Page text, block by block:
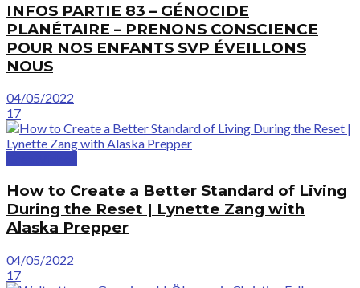
INFOS PARTIE 83 – GÉNOCIDE
PLANÉTAIRE – PRENONS CONSCIENCE
POUR NOS ENFANTS SVP ÉVEILLONS
NOUS
04/05/2022
17
How to Create a Better Standard of Living
During the Reset | Lynette Zang with
Alaska Prepper
04/05/2022
17